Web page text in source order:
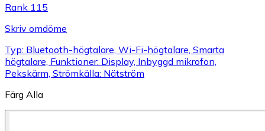
Rank 115
Skriv omdöme
Typ: Bluetooth-högtalare, Wi-Fi-högtalare, Smarta
högtalare, Funktioner: Display, Inbyggd mikrofon,
Pekskärm, Strömkälla: Nätström
Färg Alla